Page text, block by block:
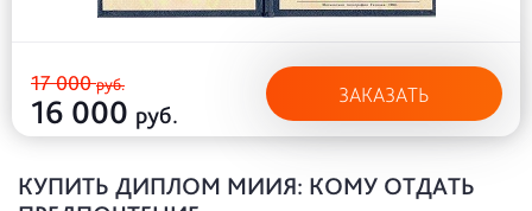
17 000руб.
16 000 руб.
ЗАКАЗАТЬ
КУПИТЬ ДИПЛОМ МИИЯ: КОМУ ОТДАТЬ